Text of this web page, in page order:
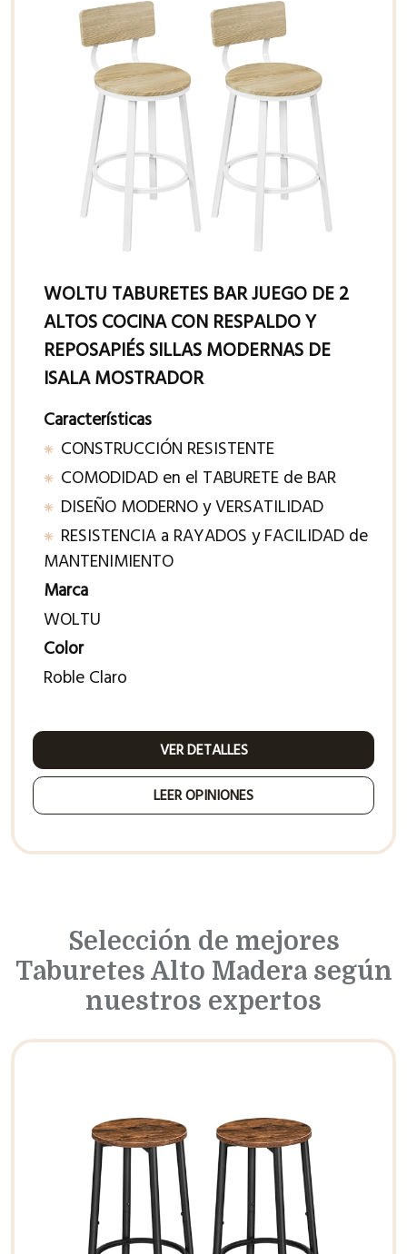
WOLTU TABURETES BAR JUEGO DE 2
ALTOS COCINA CON RESPALDO Y
REPOSAPIÉS SILLAS MODERNAS DE
ISALA MOSTRADOR
Características
CONSTRUCCIÓN RESISTENTE
COMODIDAD en el TABURETE de BAR
DISEÑO MODERNO y VERSATILIDAD
RESISTENCIA a RAYADOS y FACILIDAD de
MANTENIMIENTO
Marca
WOLTU
Color
Roble Claro
VER DETALLES
LEER OPINIONES
Selección de mejores
Taburetes Alto Madera según
nuestros expertos